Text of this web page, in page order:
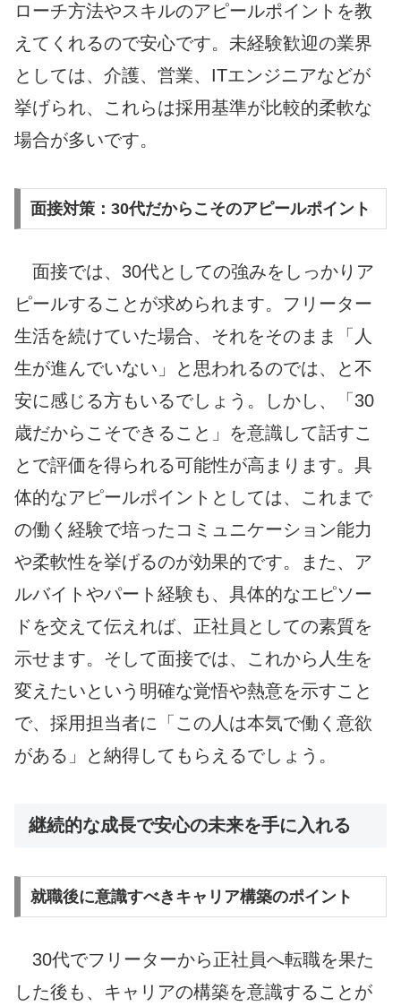
ローチ方法やスキルのアピールポイントを教
えてくれるので安心です。未経験歓迎の業界
としては、介護、営業、ITエンジニアなどが
挙げられ、これらは採用基準が比較的柔軟な
場合が多いです。
面接対策：30代だからこそのアピールポイント
面接では、30代としての強みをしっかりア
ピールすることが求められます。フリーター
生活を続けていた場合、それをそのまま「人
生が進んでいない」と思われるのでは、と不
安に感じる方もいるでしょう。しかし、「30
歳だからこそできること」を意識して話すこ
とで評価を得られる可能性が高まります。具
体的なアピールポイントとしては、これまで
の働く経験で培ったコミュニケーション能力
や柔軟性を挙げるのが効果的です。また、ア
ルバイトやパート経験も、具体的なエピソー
ドを交えて伝えれば、正社員としての素質を
示せます。そして面接では、これから人生を
変えたいという明確な覚悟や熱意を示すこと
で、採用担当者に「この人は本気で働く意欲
がある」と納得してもらえるでしょう。
継続的な成長で安心の未来を手に入れる
就職後に意識すべきキャリア構築のポイント
30代でフリーターから正社員へ転職を果た
した後も、キャリアの構築を意識することが